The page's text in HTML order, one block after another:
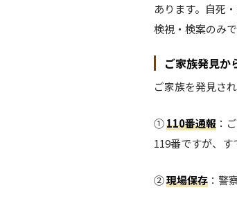
あります。自死
検視・検案のみ
ご家族発見か
ご家族を発見さ
①110番通報 ：
119番ですが、す
②現場保存 ：警